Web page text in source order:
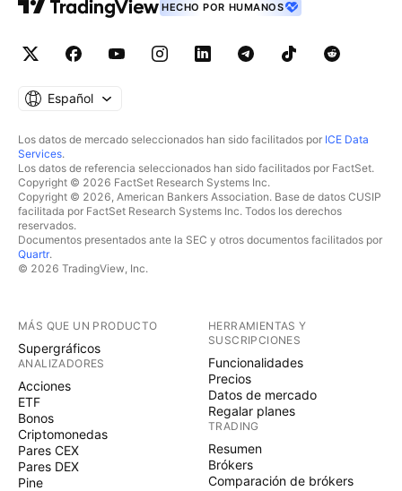
HECHO POR HUMANOS
Español
Los datos de mercado seleccionados han sido facilitados por ICE Data
Services.
Los datos de referencia seleccionados han sido facilitados por FactSet.
Copyright © 2026 FactSet Research Systems Inc.
Copyright © 2026, American Bankers Association. Base de datos CUSIP
facilitada por FactSet Research Systems Inc. Todos los derechos
reservados.
Documentos presentados ante la SEC y otros documentos facilitados por
Quartr.
© 2026 TradingView, Inc.
MÁS QUE UN PRODUCTO
Supergráficos
ANALIZADORES
Acciones
ETF
Bonos
Criptomonedas
Pares CEX
Pares DEX
Pine
HERRAMIENTAS Y
SUSCRIPCIONES
Funcionalidades
Precios
Datos de mercado
Regalar planes
TRADING
Resumen
Brókers
Comparación de brókers